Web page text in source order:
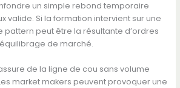
un simple rebond temporaire
valide. Si la formation intervient sur une
pattern peut être la résultante d’ordres
de marché.
de la ligne de cou sans volume
market makers peuvent provoquer une